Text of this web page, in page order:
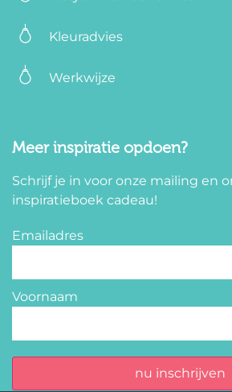
Kleuradvies
Werkwijze
Meer inspiratie opdoen?
Schrijf je in voor onze mailing en
inspiratieboek cadeau!
Emailadres
Voornaam
nu inschrijven